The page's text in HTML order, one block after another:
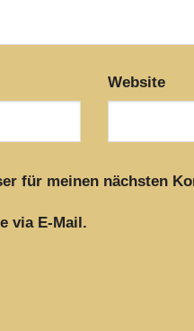
Website
für meinen nächsten
via E-Mail.